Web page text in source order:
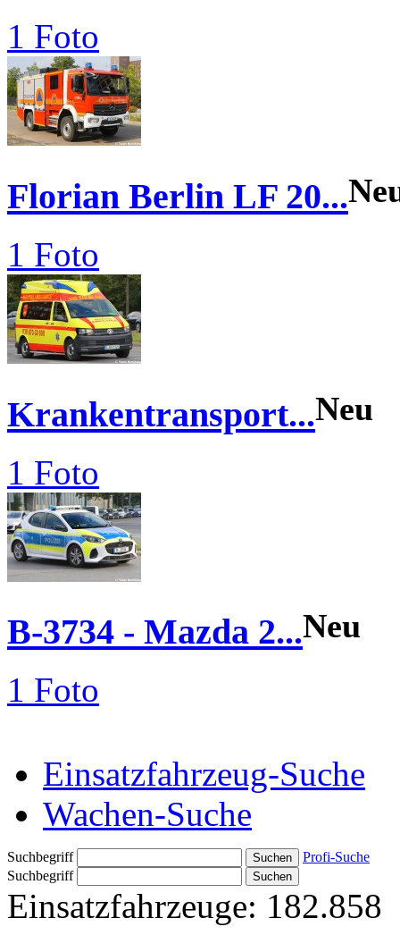
1 Foto
Florian Berlin LF 20...
1 Foto
Krankentransport...Neu
1 Foto
B-3734 - Mazda 2...Neu
1 Foto
Einsatzfahrzeug-Suche
Wachen-Suche
Suchbegriff
Profi-Suche
Suchbegriff
Einsatzfahrzeuge: 182.858